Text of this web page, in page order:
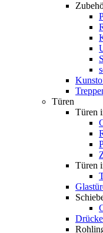
Türen
Türen
Türen